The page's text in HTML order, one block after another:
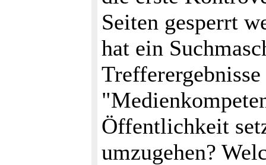
Seiten gesperrt
hat ein
Öffentlichkeit
umzugehen?